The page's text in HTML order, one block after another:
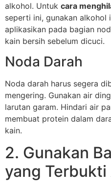
alkohol. Untuk cara
seperti ini, gunakan alkohol
aplikasikan pada bagian
kain bersih sebelum dicuci.
Noda Darah
Noda darah harus segera
mengering. Gunakan air
larutan garam. Hindari air
membuat protein dalam
kain.
2. Gunakan
yang Terbukti